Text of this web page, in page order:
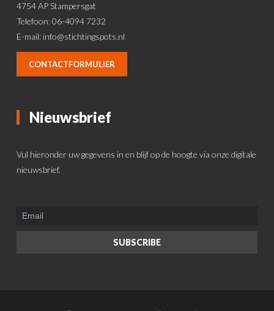
4754 AP Stampersgat
Telefoon: 06-4094 7232
E-mail: info@stichtingspots.nl
CONTACTFORMULIER
Nieuwsbrief
Vul hieronder uw gegevens in en blijf op de hoogte via onze digitale
nieuwsbrief.